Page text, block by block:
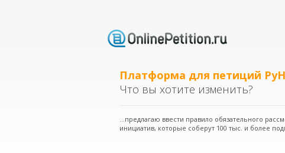
Платформа для петиций
Что вы хотите изменить?
...предлагаю ввести правило обязательного
инициатив, которые соберут 100 тыс. и более